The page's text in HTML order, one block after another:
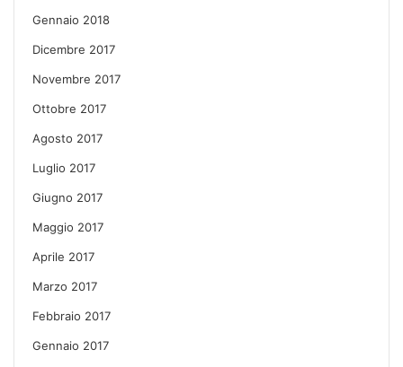
Gennaio 2018
Dicembre 2017
Novembre 2017
Ottobre 2017
Agosto 2017
Luglio 2017
Giugno 2017
Maggio 2017
Aprile 2017
Marzo 2017
Febbraio 2017
Gennaio 2017